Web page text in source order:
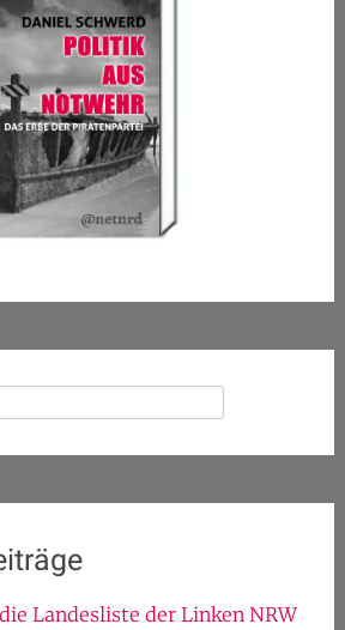
Landesliste der Linken NRW